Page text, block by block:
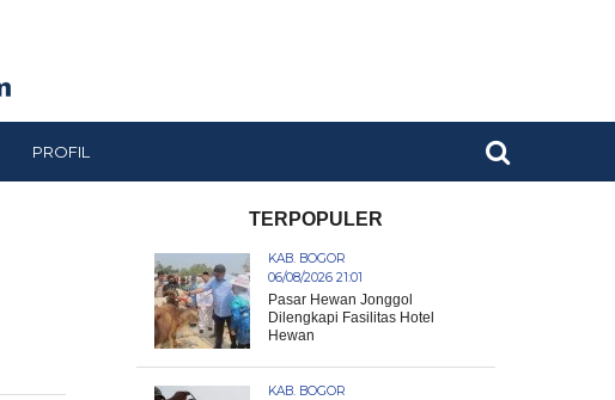
PROFIL
TERPOPULER
KAB. BOGOR
06/08/2026 21:01
Pasar Hewan Jonggol
Dilengkapi Fasilitas Hotel
Hewan
KAB. BOGOR